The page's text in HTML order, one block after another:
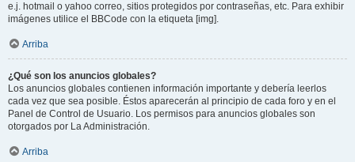
e.j. hotmail o yahoo correo, sitios protegidos por contraseñas, etc. Para exhibir
imágenes utilice el BBCode con la etiqueta [img].
Arriba
¿Qué son los anuncios globales?
Los anuncios globales contienen información importante y debería leerlos
cada vez que sea posible. Éstos aparecerán al principio de cada foro y en el
Panel de Control de Usuario. Los permisos para anuncios globales son
otorgados por La Administración.
Arriba